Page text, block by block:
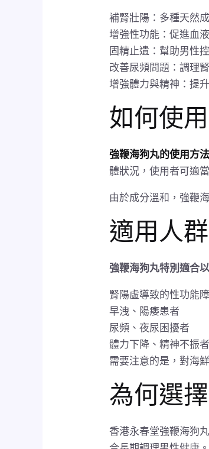
補腎壯陽：多種天然
增強性功能：促進血
固精止遺：幫助男性
改善尿頻問題：調理
增強體力與精神：提
如何使
強鞭海狗丸的使用方法
體狀況，使用者可適
由於成分溫和，強鞭
適用人
強鞭海狗丸特別適合
腎陽虛導致的性功能
早洩、陽痿患者
尿頻、夜尿困擾者
體力下降、精神不振者
需要注意的是，對海
為何選
香港永春堂強鞭海狗